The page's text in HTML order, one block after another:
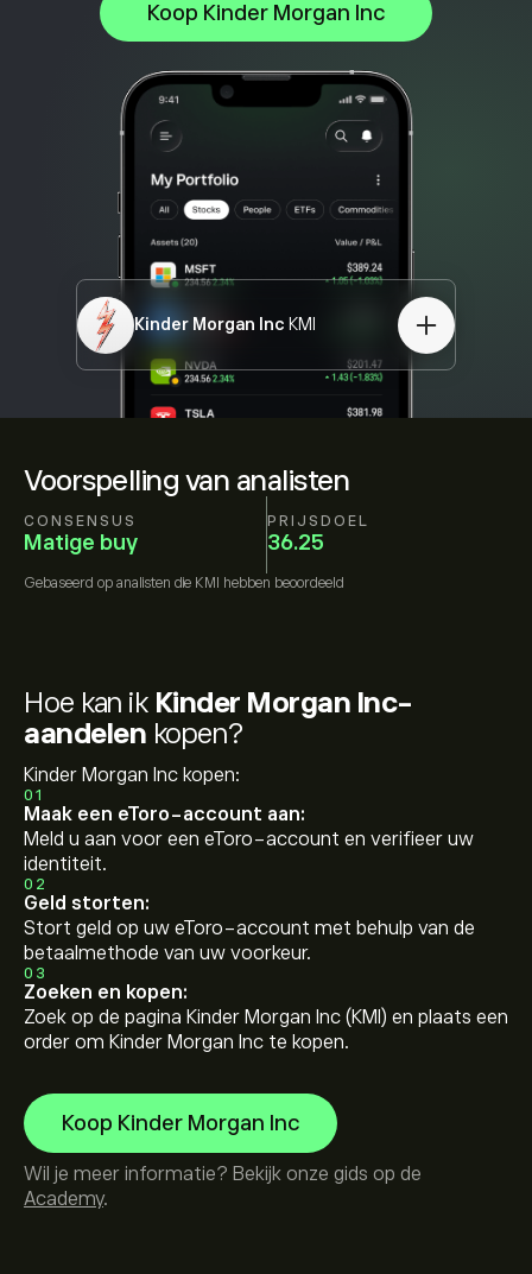
Voorspelling van analisten
CONSENSUS
Matige buy
PRIJSDOEL
36.25
Gebaseerd op analisten die KMI hebben beoordeeld
Koop Kinder Morgan Inc
Kinder Morgan Inc KMI
Hoe kan ik Kinder Morgan Inc-
aandelen kopen?
Kinder Morgan Inc kopen:
01
Maak een eToro-account aan:
Meld u aan voor een eToro-account en verifieer uw
identiteit.
02
Geld storten:
Stort geld op uw eToro-account met behulp van de
betaalmethode van uw voorkeur.
03
Zoeken en kopen:
Zoek op de pagina Kinder Morgan Inc (KMI) en plaats een
order om Kinder Morgan Inc te kopen.
Koop Kinder Morgan Inc
Wil je meer informatie? Bekijk onze gids op de
Academy.